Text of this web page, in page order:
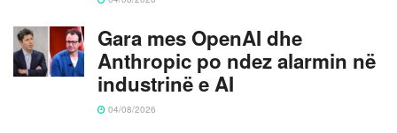
Gara mes OpenAI dhe
Anthropic po ndez alarmin në
industrinë e AI
04/08/2026